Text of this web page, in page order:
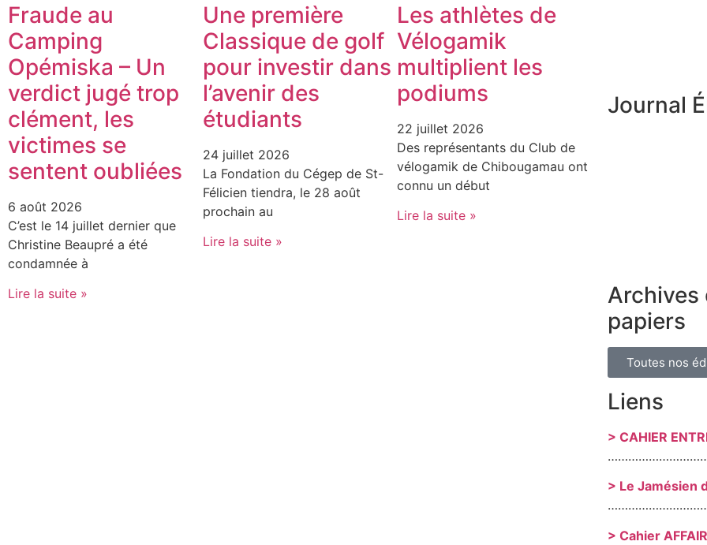
Fraude au
Camping
Opémiska – Un
verdict jugé trop
clément, les
victimes se
sentent oubliées
6 août 2026
C’est le 14 juillet dernier que
Christine Beaupré a été
condamnée à
Lire la suite »
Une première
Classique de golf
pour investir dans
l’avenir des
étudiants
24 juillet 2026
La Fondation du Cégep de St-
Félicien tiendra, le 28 août
prochain au
Lire la suite »
Les athlètes de
Vélogamik
multiplient les
podiums
22 juillet 2026
Des représentants du Club de
vélogamik de Chibougamau ont
connu un début
Lire la suite »
Journal
Archives
papiers
Toutes nos
Liens
> CAHIER
> Le Jamésien
> Cahier